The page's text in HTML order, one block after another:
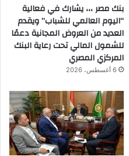
بنك مصر ،،، يشارك في فعالية
“اليوم العالمي للشباب” ويقدم
العديد من العروض المجانية دعمًا
للشمول المالي تحت رعاية البنك
المركزي المصري
6 أغسطس، 2026